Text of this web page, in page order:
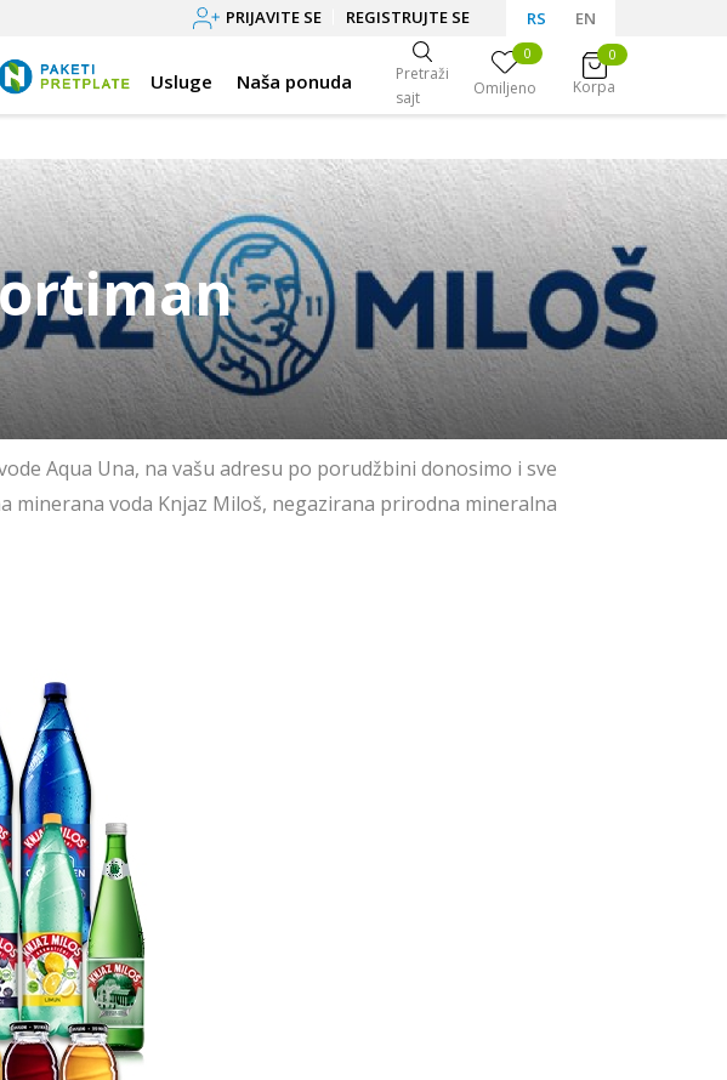
RS EN
PRIJAVITE SE REGISTRUJTE SE
Usluge Naša ponuda
Pretraži
sajt
Omiljeno
0
Korpa
0
Aqua Una, na vašu adresu po porudžbini donosimo i sve
voda Knjaz Miloš, negazirana prirodna mineralna